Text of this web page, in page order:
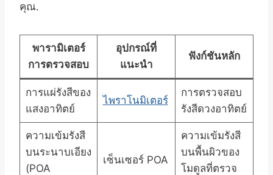
คุณ.
พารามิเตอร์
การตรวจสอบ
อุปกรณ์ที่
แนะนำ
ฟังก์ชันหลัก
การแผ่รังสีของ
แสงอาทิตย์
ไพราโนมิเตอร์
การตรวจสอบ
รังสีดวงอาทิตย์
ความเข้มรังสี
บนระนาบเอียง
(POA
เซ็นเซอร์ POA
ความเข้มรังสี
บนพื้นผิวของ
โมดูลที่ตรวจ